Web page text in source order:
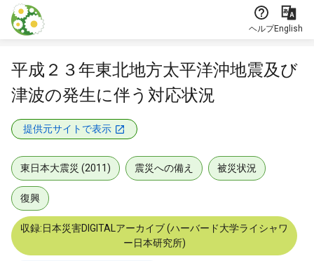
本文に飛ぶ
ヘルプEnglish
平成２３年東北地方太平洋沖地震及び
津波の発生に伴う対応状況
提供元サイトで表示
東日本大震災 (2011) 震災への備え 被災状況
復興
収録:日本災害DIGITALアーカイブ (ハーバード大学ライシャワ
ー日本研究所)